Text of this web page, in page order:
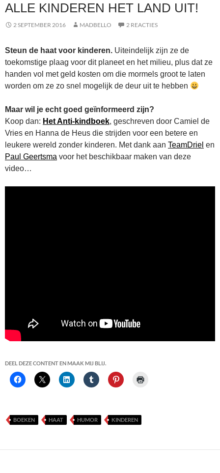
ALLE KINDEREN HET LAND UIT!
2 SEPTEMBER 2016 MADBELLO 2 REACTIES
Steun de haat voor kinderen. Uiteindelijk zijn ze de
toekomstige plaag voor dit planeet en het milieu, plus dat ze
handen vol met geld kosten om die mormels groot te laten
worden om ze zo snel mogelijk de deur uit te hebben
Maar wil je echt goed geïnformeerd zijn?
Koop dan: Het Anti-kindboek, geschreven door Camiel de
Vries en Hanna de Heus die strijden voor een betere en
leukere wereld zonder kinderen. Met dank aan TeamDriel en
Paul Geertsma voor het beschikbaar maken van deze
video…
DEEL DEZE CONTENT EN MAAK MIJ BLIJ.
BOEKEN HAAT HUMOR KINDEREN